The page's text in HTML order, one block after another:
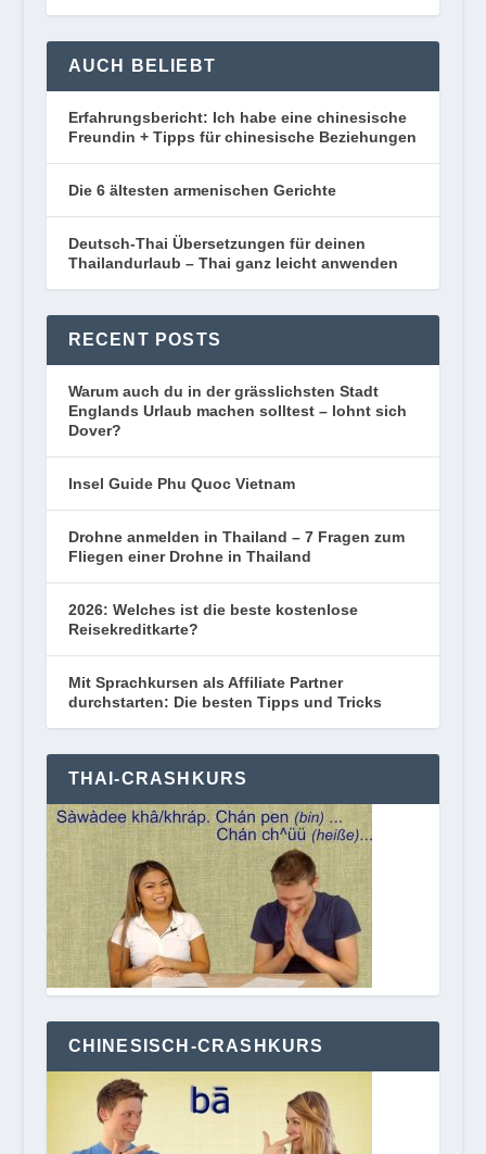
AUCH BELIEBT
Erfahrungsbericht: Ich habe eine chinesische
Freundin + Tipps für chinesische Beziehungen
Die 6 ältesten armenischen Gerichte
Deutsch-Thai Übersetzungen für deinen
Thailandurlaub – Thai ganz leicht anwenden
RECENT POSTS
Warum auch du in der grässlichsten Stadt
Englands Urlaub machen solltest – lohnt sich
Dover?
Insel Guide Phu Quoc Vietnam
Drohne anmelden in Thailand – 7 Fragen zum
Fliegen einer Drohne in Thailand
2026: Welches ist die beste kostenlose
Reisekreditkarte?
Mit Sprachkursen als Affiliate Partner
durchstarten: Die besten Tipps und Tricks
THAI-CRASHKURS
CHINESISCH-CRASHKURS